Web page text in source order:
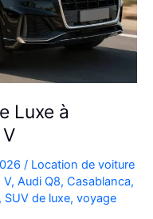
Luxe à
/ Location de voiture
V, Audi Q8, Casablanca,
, SUV de luxe, voyage